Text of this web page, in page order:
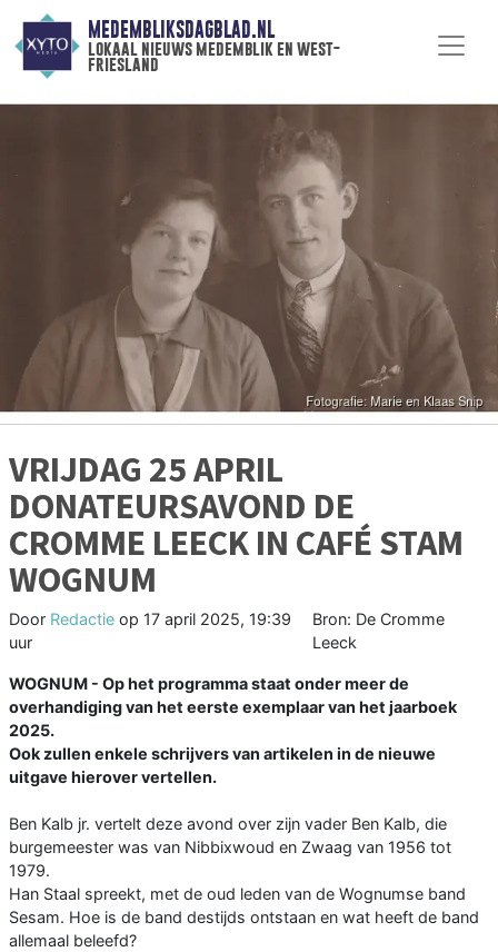
MEDEMBLIKSDAGBLAD.NL
lokaal nieuws medemblik en west-
friesland
VRIJDAG 25 APRIL
DONATEURSAVOND DE
CROMME LEECK IN CAFÉ STAM
WOGNUM
Door Redactie op 17 april 2025, 19:39
uur
Bron: De Cromme
Leeck
WOGNUM - Op het programma staat onder meer de
overhandiging van het eerste exemplaar van het jaarboek
2025.
Ook zullen enkele schrijvers van artikelen in de nieuwe
uitgave hierover vertellen.
Ben Kalb jr. vertelt deze avond over zijn vader Ben Kalb, die
burgemeester was van Nibbixwoud en Zwaag van 1956 tot
1979.
Han Staal spreekt, met de oud leden van de Wognumse band
Sesam. Hoe is de band destijds ontstaan en wat heeft de band
allemaal beleefd?